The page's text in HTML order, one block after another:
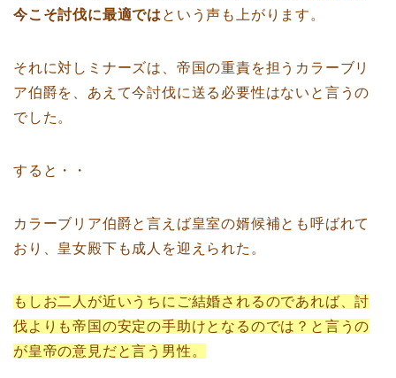
今こそ討伐に最適では という声も上がります。
それに対しミナーズは、帝国の重責を担うカラーブリ
ア伯爵を、あえて今討伐に送る必要性はないと言うの
でした。
すると・・
カラーブリア伯爵と言えば皇室の婿候補とも呼ばれて
おり、皇女殿下も成人を迎えられた。
もしお二人が近いうちにご結婚されるのであれば、討
伐よりも帝国の安定の手助けとなるのでは？と言うの
が皇帝の意見だと言う男性。